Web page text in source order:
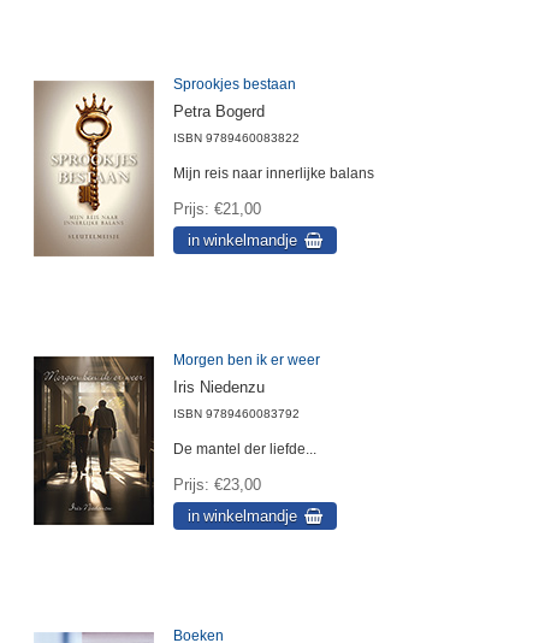
Sprookjes bestaan
Petra Bogerd
ISBN 9789460083822
Mijn reis naar innerlijke balans
Prijs €21,00
Morgen ben ik er weer
Iris Niedenzu
ISBN 9789460083792
De mantel der liefde...
Prijs €23,00
Boeken